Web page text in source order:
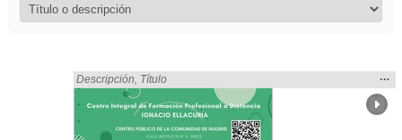
Encontrado «Sistemas Microinformáticos y Redes» en:
Descripción Título
la
…